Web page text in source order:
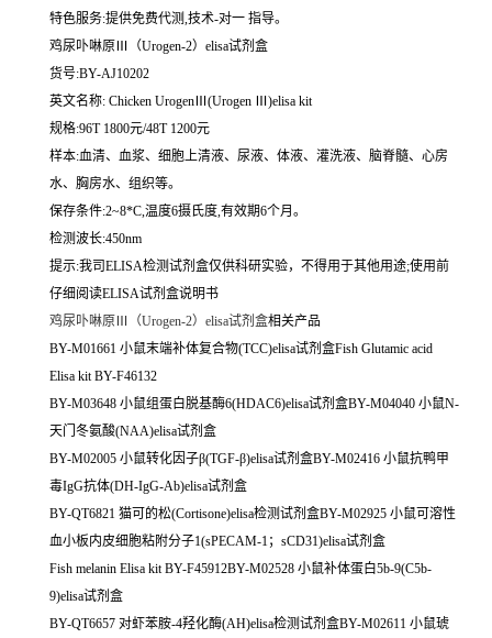
特色服务:提供免费代测,技术-对一 指导。
鸡尿卟啉原Ⅲ（Urogen-2）elisa试剂盒
货号:BY-AJ10202
英文名称: Chicken UrogenⅢ(Urogen Ⅲ)elisa kit
规格:96T 1800元/48T 1200元
样本:血清、血浆、细胞上清液、尿液、体液、灌洗液、脑脊髓、心房
水、胸房水、组织等。
保存条件:2~8*C,温度6摄氏度,有效期6个月。
检测波长:450nm
提示:我司ELISA检测试剂盒仅供科研实验，不得用于其他用途;使用前
仔细阅读ELISA试剂盒说明书
鸡尿卟啉原Ⅲ（Urogen-2）elisa试剂盒相关产品
BY-M01661 小鼠末端补体复合物(TCC)elisa试剂盒Fish Glutamic acid
Elisa kit BY-F46132
BY-M03648 小鼠组蛋白脱基酶6(HDAC6)elisa试剂盒BY-M04040 小鼠N-
天门冬氨酸(NAA)elisa试剂盒
BY-M02005 小鼠转化因子β(TGF-β)elisa试剂盒BY-M02416 小鼠抗鸭甲
毒IgG抗体(DH-IgG-Ab)elisa试剂盒
BY-QT6821 猫可的松(Cortisone)elisa检测试剂盒BY-M02925 小鼠可溶性
血小板内皮细胞粘附分子1(sPECAM-1；sCD31)elisa试剂盒
Fish melanin Elisa kit BY-F45912BY-M02528 小鼠补体蛋白5b-9(C5b-
9)elisa试剂盒
BY-QT6657 对虾苯胺-4羟化酶(AH)elisa检测试剂盒BY-M02611 小鼠琥